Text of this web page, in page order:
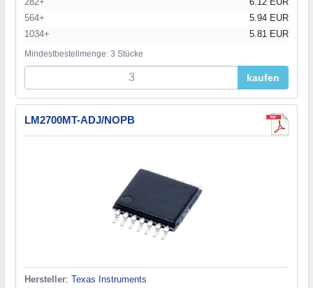
564+
5.94 EUR
1034+
5.81 EUR
Mindestbestellmenge: 3 Stücke
kaufen
LM2700MT-ADJ/NOPB
Hersteller: Texas Instruments